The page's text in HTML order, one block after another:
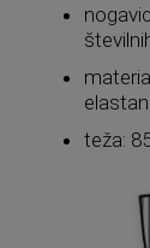
teža: